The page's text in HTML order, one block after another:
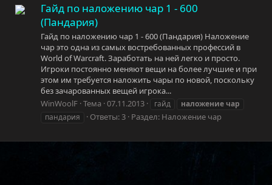
Гайд по наложению чар 1 - 600
(Пандария)
Гайд по наложению чар 1 - 600 (Пандария) Наложение
чар это одна из самых востребованных профессий в
World of Warcraft. Заработать на ней легко и просто.
Игроки постоянно меняют вещи на более лучшие и при
этом им требуется наложить чары по новой, поскольку
без зачарованных вещей игрока...
WinWoolF Тема 07.11.2013 гайд наложениечар
пандария
Ответы: 3 Раздел: Наложение чар